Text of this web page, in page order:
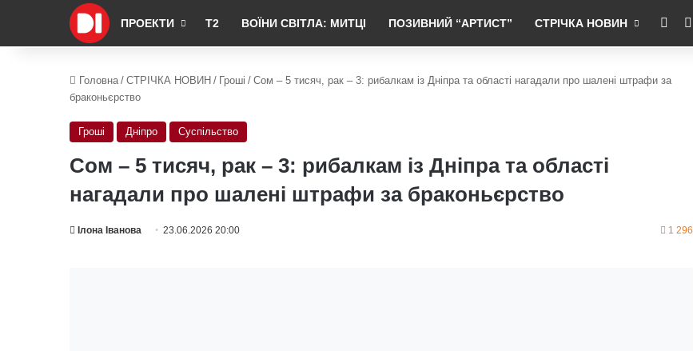
ПРОЕКТИ Т2 ВОЇНИ СВІТЛА: МИТЦІ ПОЗИВНИЙ “АРТИСТ” СТРІЧКА НОВИН RSS
Головна / СТРІЧКА НОВИН / Гроші / Сом – 5 тисяч, рак – 3: рибалкам із Дніпра та області нагадали про шалені штрафи за
браконьєрство
Гроші Дніпро Суспільство
Сом – 5 тисяч, рак – 3: рибалкам із Дніпра та області
нагадали про шалені штрафи за браконьєрство
Ілона Іванова 23.06.2026 20:00 1 296